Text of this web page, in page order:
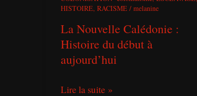
HISTOIRE, RACISME/ melanine
La Nouvelle Calédonie :
Histoire du début à
aujourd’hui
Lire la suite »